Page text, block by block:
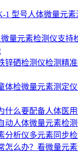
1 型号人体微量元
量元素检测仪支持
锌硒检测仪检测精
体检微量元素测定
什么要配备人体医用
动人体微量元素检
分析仪多元素同步
怎么办？看微量元